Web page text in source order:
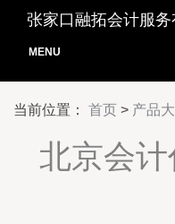
张家口融拓会计服务
MENU
当前位置： 首页 > 产品
北京会计